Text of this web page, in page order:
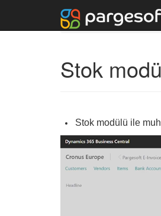
KA-01310
Stok
Stok modülü ile